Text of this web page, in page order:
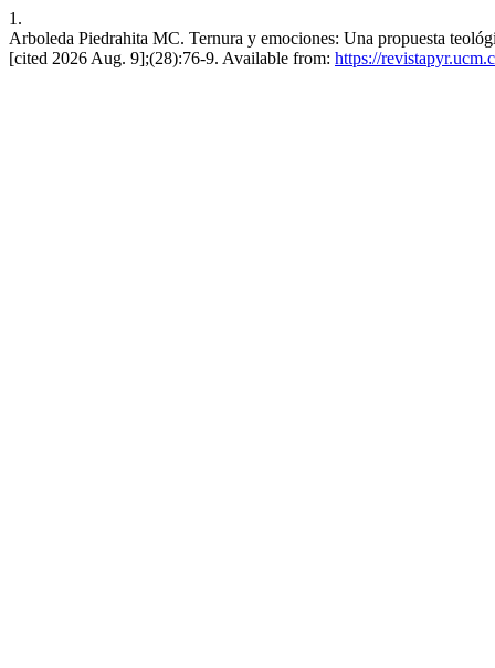
1.
Arboleda Piedrahita MC. Ternura y emociones: Una propuesta
[cited 2026 Aug. 9];(28):76-9. Available from: https://